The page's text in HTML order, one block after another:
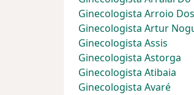
Ginecologista Arroio
Ginecologista Artur
Ginecologista Assis
Ginecologista Astorga
Ginecologista Atibaia
Ginecologista Avaré